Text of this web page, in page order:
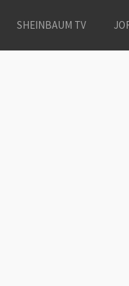
SHEINBAUM TV